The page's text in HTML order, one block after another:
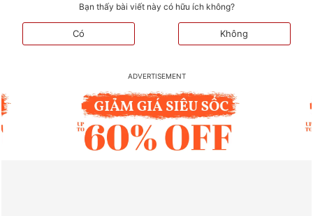
Bạn thấy bài viết này có hữu ích không?
Có Không